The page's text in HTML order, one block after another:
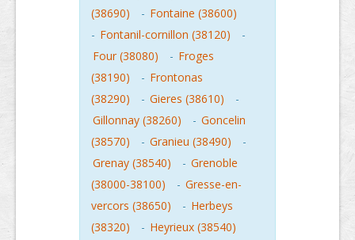
(38690)
- Fontaine (38600)
- Fontanil-cornillon (38120)
-
Four (38080)
- Froges
(38190)
- Frontonas
(38290)
- Gieres (38610)
-
Gillonnay (38260)
- Goncelin
(38570)
- Granieu (38490)
-
Grenay (38540)
- Grenoble
(38000-38100)
- Gresse-en-
vercors (38650)
- Herbeys
(38320)
- Heyrieux (38540)